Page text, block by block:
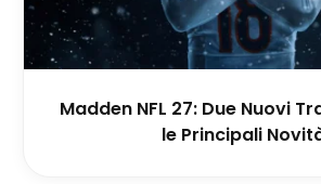
Madden NFL 27: Due Nuovi
le Principali